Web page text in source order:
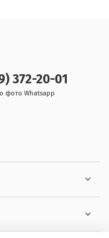
372-20-01
фото Whatsapp